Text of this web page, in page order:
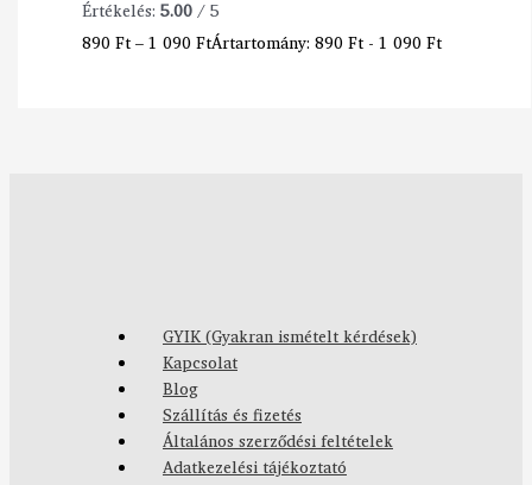
Értékelés:5.00/ 5
890Ft–1 090FtÁrtartomány: 890 Ft - 1 090 Ft
GYIK (Gyakran ismételt kérdések)
Kapcsolat
Blog
Szállítás és fizetés
Általános szerződési feltételek
Adatkezelési tájékoztató